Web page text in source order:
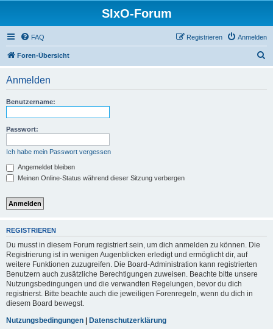
SIxO-Forum
FAQ Anmelden
Registrieren
Foren-Übersicht
Anmelden
Benutzername:
Passwort:
Ich habe mein Passwort vergessen
Angemeldet bleiben
Meinen Online-Status während dieser Sitzung verbergen
REGISTRIEREN
Du musst in diesem Forum registriert sein, um dich anmelden zu können. Die
Registrierung ist in wenigen Augenblicken erledigt und ermöglicht dir, auf
weitere Funktionen zuzugreifen. Die Board-Administration kann registrierten
Benutzern auch zusätzliche Berechtigungen zuweisen. Beachte bitte unsere
Nutzungsbedingungen und die verwandten Regelungen, bevor du dich
registrierst. Bitte beachte auch die jeweiligen Forenregeln, wenn du dich in
diesem Board bewegst.
Nutzungsbedingungen | Datenschutzerklärung